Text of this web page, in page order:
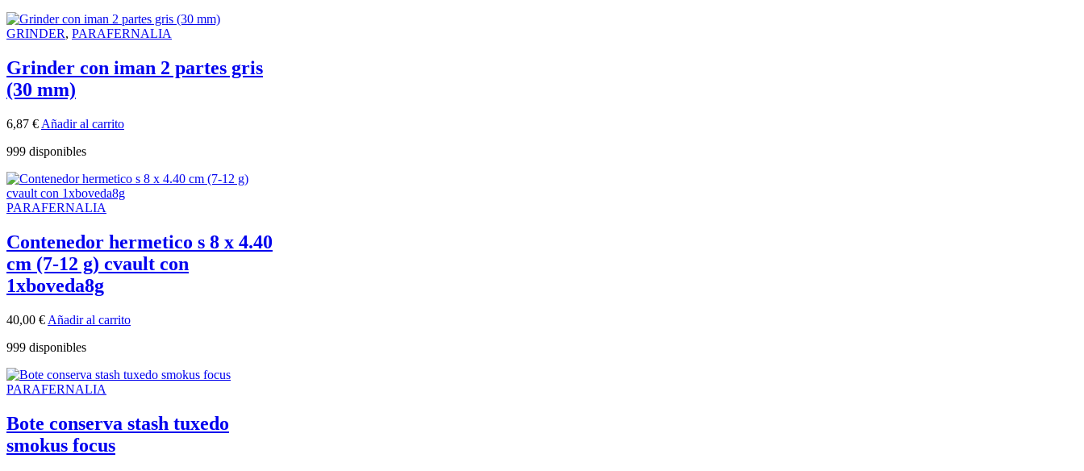
GRINDER, PARAFERNALIA
Grinder con iman 2 partes gris
(30 mm)
6,87 € Añadir al carrito
999 disponibles
PARAFERNALIA
Contenedor hermetico s 8 x 4.40
cm (7-12 g) cvault con
1xboveda8g
40,00 € Añadir al carrito
999 disponibles
PARAFERNALIA
Bote conserva stash tuxedo
smokus focus